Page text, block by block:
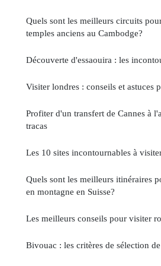
Quels sont les meilleurs circuits
temples anciens au Cambodge?
Découverte d'essaouira : les
Visiter londres : conseils et astuces
Profiter d'un transfert de Cannes à
tracas
Les 10 sites incontournables à
Quels sont les meilleurs itinéraires
en montagne en Suisse?
Les meilleurs conseils pour visiter
Bivouac : les critères de sélection